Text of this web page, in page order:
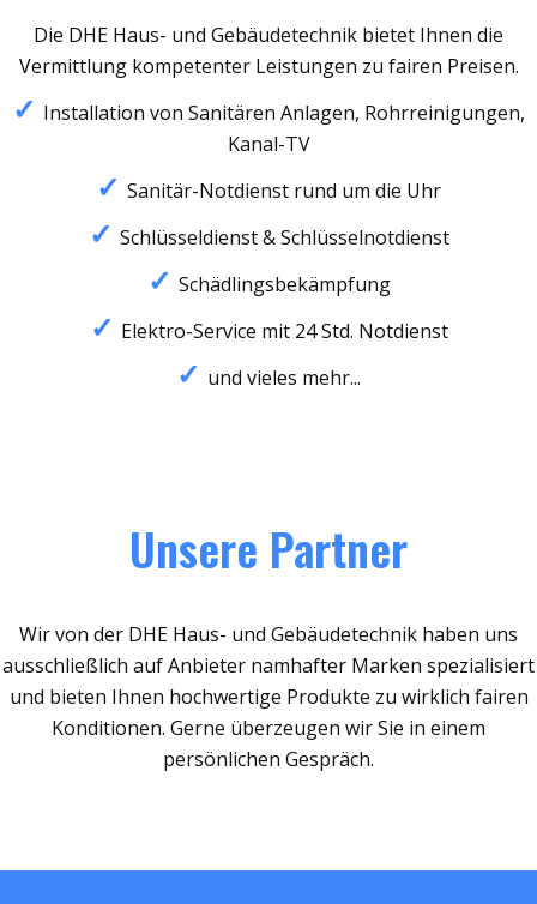
Die DHE Haus- und Gebäudetechnik bietet Ihnen die
Vermittlung kompetenter Leistungen zu fairen Preisen.
Installation von Sanitären Anlagen, Rohrreinigungen,
Kanal-TV
Sanitär-Notdienst rund um die Uhr
Schlüsseldienst & Schlüsselnotdienst
Schädlingsbekämpfung
Elektro-Service mit 24 Std. Notdienst
und vieles mehr...
Unsere Partner
Wir von der DHE Haus- und Gebäudetechnik haben uns
ausschließlich auf Anbieter namhafter Marken spezialisiert
und bieten Ihnen hochwertige Produkte zu wirklich fairen
Konditionen. Gerne überzeugen wir Sie in einem
persönlichen Gespräch.